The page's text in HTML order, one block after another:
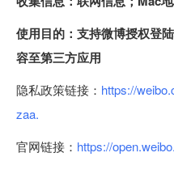
使用目的：支持微博授权登
容至第三方应用
隐私政策链接： https://
zaa.
官网链接： https://